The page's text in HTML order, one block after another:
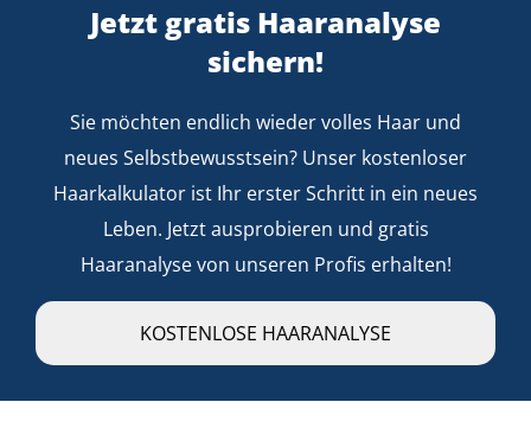
Jetzt gratis Haaranalyse
sichern!
Sie möchten endlich wieder volles Haar und
neues Selbstbewusstsein? Unser kostenloser
Haarkalkulator ist Ihr erster Schritt in ein neues
Leben. Jetzt ausprobieren und gratis
Haaranalyse von unseren Profis erhalten!
KOSTENLOSE HAARANALYSE